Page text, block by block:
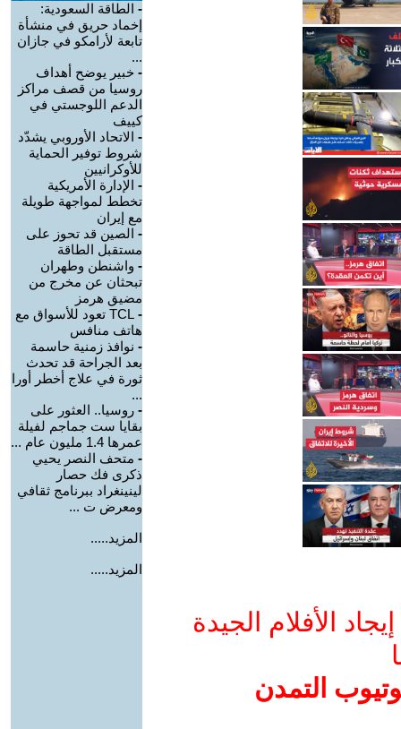
الأفلام الجيدة
التمدن
- الطاقة السعودية:
إخماد حريق في منشأة
تابعة لأرامكو في جازان
...
- خبير يوضح أهداف
روسيا من قصف مراكز
الدعم اللوجستي في
كييف
- الاتحاد الأوروبي يشدّد
شروط توفير الحماية
للأوكرانيين
- الإدارة الأمريكية
تخطط لمواجهة طويلة
مع إيران
- الصين قد تحوز على
مستقبل الطاقة
- واشنطن وطهران
تبحثان عن مخرج من
مضيق هرمز
-
TCL تعود للأسواق مع
هاتف منافس
- نوافذ زمنية حاسمة
بعد الجراحة قد تحدث
ثورة في علاج أخطر أورا
...
- روسيا.. العثور على
بقايا ست جماجم لفيلة
عمرها 1.4 مليون عام ...
- متحف النصر يحيي
ذكرى فك حصار
لينينغراد ببرنامج ثقافي
ومعرض ت ...
المزيد.....
المزيد.....